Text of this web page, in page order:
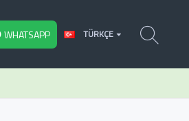
WHATSAPP TÜRKÇE